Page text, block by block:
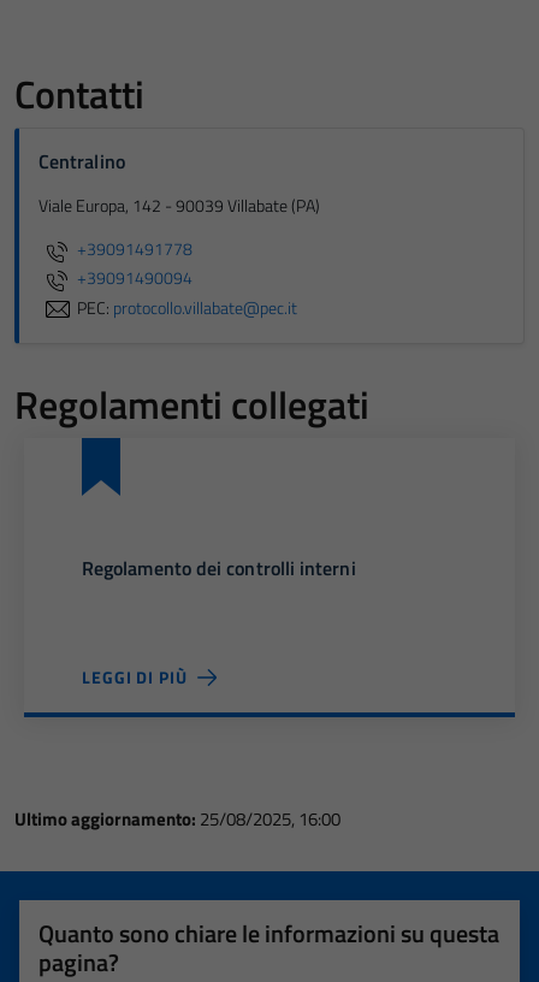
Contatti
Centralino
Viale Europa, 142 - 90039 Villabate (PA)
+39091491778
+39091490094
PEC: protocollo.villabate@pec.it
Regolamenti collegati
Regolamento dei controlli interni
LEGGI DI PIÙ
Ultimo aggiornamento: 25/08/2025, 16:00
Quanto sono chiare le informazioni su questa
pagina?